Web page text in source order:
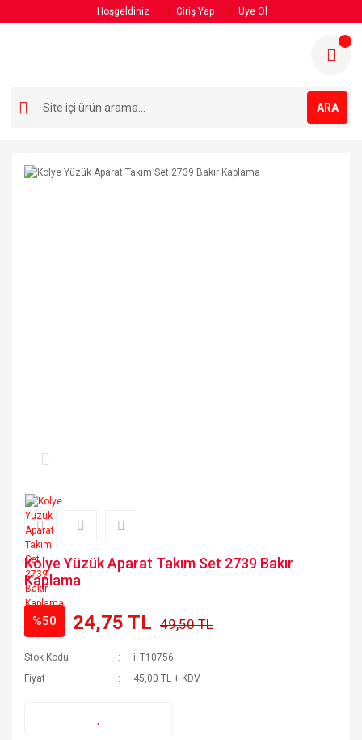
Hoşgeldiniz Giriş Yap Üye Ol
ARA
Kolye Yüzük Aparat Takım Set 2739 Bakır
Kaplama
%50 24,75 TL 49,50 TL
Stok Kodu
i_T10756
Fiyat
45,00 TL + KDV